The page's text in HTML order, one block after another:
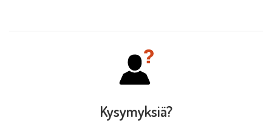
Kysymyksiä?